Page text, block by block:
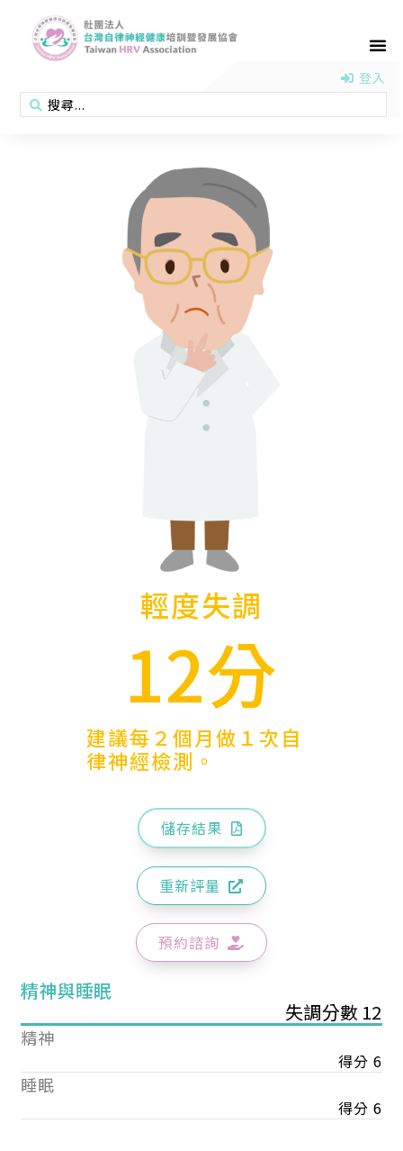
登入
輕度失調
12分
建議每２個月做１次自
律神經檢測。
儲存結果
重新評量
預約諮詢
精神與睡眠
失調分數 12
精神
得分 6
睡眠
得分 6